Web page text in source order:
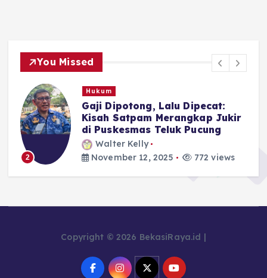
You Missed
Pemerintahan
Polemik Pemotongan Gaji
Tenaga Keamanan Puskesmas
Teluk Pucung Berakhir Damai:
Mediasi, Kompensasi, dan Janji
Perbaikan
712 views
Copyright © 2026 BekasiRaya.id |